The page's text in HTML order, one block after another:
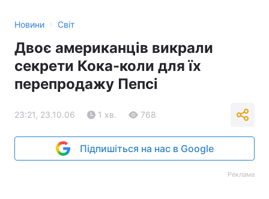
Новини › Світ
Двоє американців викрали
секрети Кока-коли для їх
перепродажу Пепсі
23:21, 23.10.06 1 хв. 768
Підпишіться на нас в Google
Реклама